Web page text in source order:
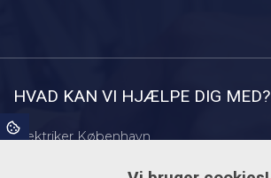
HVAD KAN VI HJÆLPE DIG MED?
Elektriker København
Elektriker Østerbro